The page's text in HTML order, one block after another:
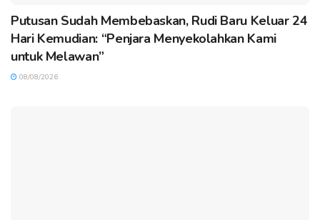
Putusan Sudah Membebaskan, Rudi Baru Keluar 24
Hari Kemudian: “Penjara Menyekolahkan Kami
untuk Melawan”
08/08/2026